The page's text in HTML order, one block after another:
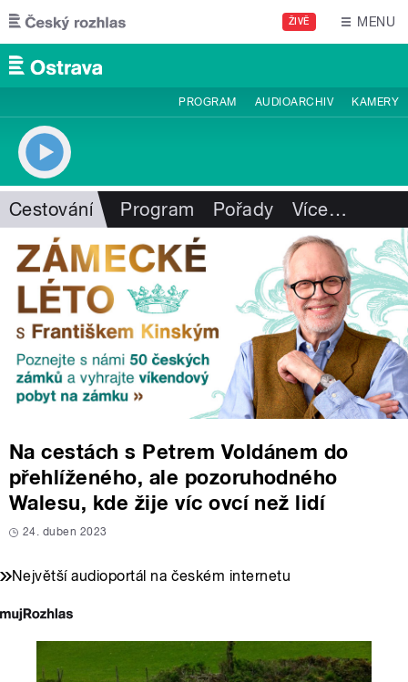
Přejít k hlavnímu obsahu
ŽIVĚ MENU
PROGRAM AUDIOARCHIV KAMERY
Cestování Program Pořady Více…
Na cestách s Petrem Voldánem do
přehlíženého, ale pozoruhodného
Walesu, kde žije víc ovcí než lidí
24. duben 2023
Největší audioportál na českém internetu